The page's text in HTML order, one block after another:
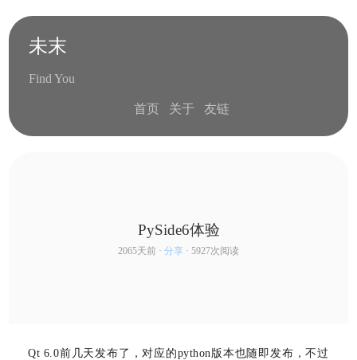
未末
Find You
首页 关于 友链
PySide6体验
2065天前 · 分享 · 5927次阅读
Qt 6.0前几天发布了，对应的python版本也随即发布，不过